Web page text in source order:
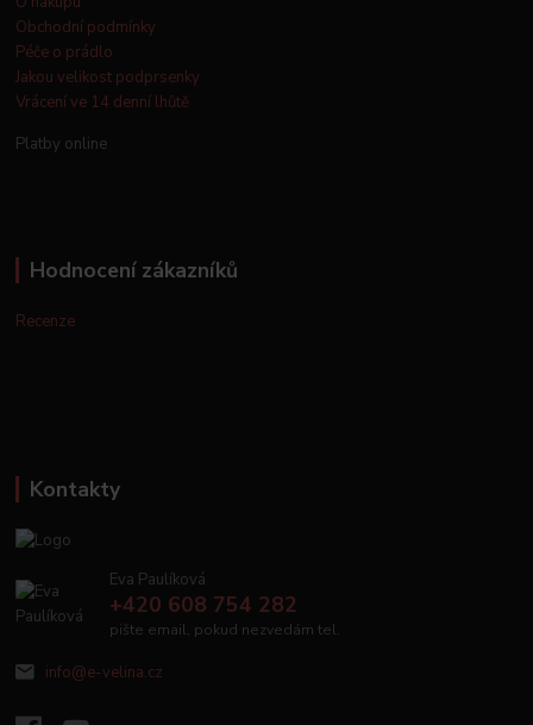
Obchodní podmínky
Péče o prádlo
Jakou velikost podprsenky
Vrácení ve 14 denní lhůtě
Platby online
Hodnocení zákazníků
Recenze
Kontakty
Eva Paulíková
+420 608 754 282
pište email, pokud nezvedám tel.
info@e-velina.cz